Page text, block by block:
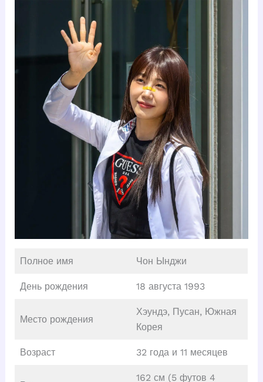
Полное имя Чон Ынджи
День рождения 18 августа 1993
Место рождения
Хэундэ, Пусан, Южная
Корея
Возраст 32 года и 11 месяцев
162 см (5 футов 4